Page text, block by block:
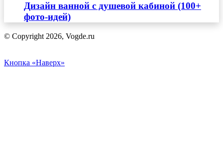
Дизайн ванной с душевой кабиной (100+
фото-идей)
© Copyright 2026, Vogde.ru
Кнопка «Наверх»